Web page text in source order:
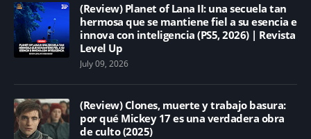
(Review) Planet of Lana II: una secuela tan
hermosa que se mantiene fiel a su esencia e
innova con inteligencia (PS5, 2026) | Revista
Level Up
July 09, 2026
(Review) Clones, muerte y trabajo basura:
por qué Mickey 17 es una verdadera obra
de culto (2025)